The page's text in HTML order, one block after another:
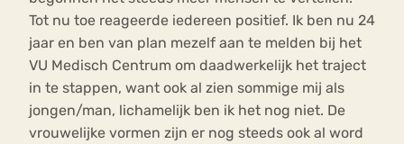
Tot nu toe reageerde iedereen positief. Ik ben nu 24
jaar en ben van plan mezelf aan te melden bij het
VU Medisch Centrum om daadwerkelijk het traject
in te stappen, want ook al zien sommige mij als
jongen/man, lichamelijk ben ik het nog niet. De
vrouwelijke vormen zijn er nog steeds ook al word